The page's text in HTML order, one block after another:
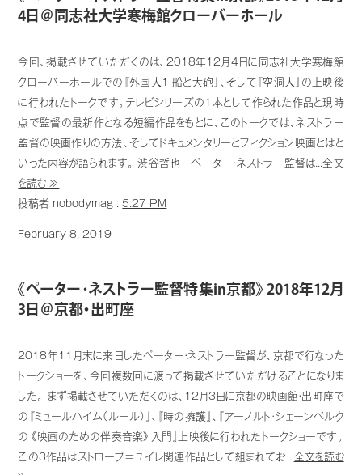
4日＠同志社大学寒梅館クローバーホール
今回、掲載させていただくのは、2018年12月4日に同志社大学寒梅館
クローバーホールでの『外国人1 船と大砲』、そして『空洞人』の上映後
に行われたトークです。テレビシリーズの1本として作られた作品と現時
点で監督の最新作となる短編作品をもとに、このトークでは、ネストラー
監督の映画作りの方法、そしてドキュメンタリーとフィクション映画とはと
いった内容が語られます。 渋谷哲也 ペーター･ネストラー監督は...全文
を読む ≫
投稿者 nobodymag :5:27 PM
February 8, 2019
《ペーター･ネストラー監督特集in京都》 2018年12月
3日＠京都・出町座
2018年11月末に来日したペーター・ネストラー監督が、京都で行なった
トークショーを、今回複数回に渡って掲載させていただけることになりま
した。 まず掲載させていただくのは、12月3日に京都の映画館・出町座で
の『ミュールハイム（ルール）』、『時の擁護』、『アーノルト･シェーンベルク
の《映画のための伴奏音楽》入門』上映後に行われたトークショーです。
この3作品はストローブ＝ユイレ関連作品として組まれてお... 全文を読む